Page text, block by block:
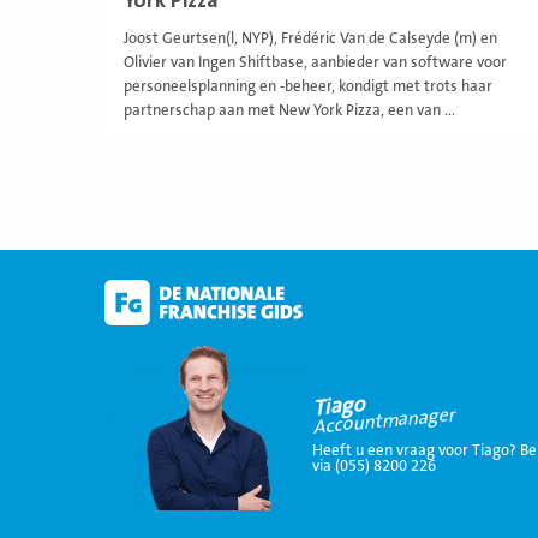
Joost Geurtsen(l, NYP), Frédéric Van de Calseyde (m) en
Olivier van Ingen Shiftbase, aanbieder van software voor
personeelsplanning en -beheer, kondigt met trots haar
partnerschap aan met New York Pizza, een van ...
Tiago
Accountmanager
Heeft u een vraag voor Tiago?
via (055) 8200 226